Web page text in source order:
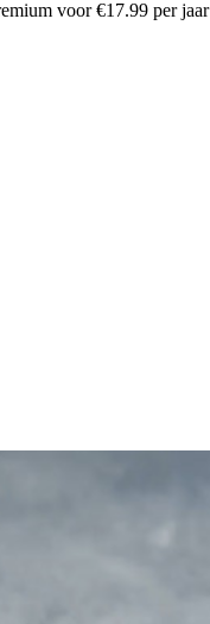
voor €17.99 per jaar